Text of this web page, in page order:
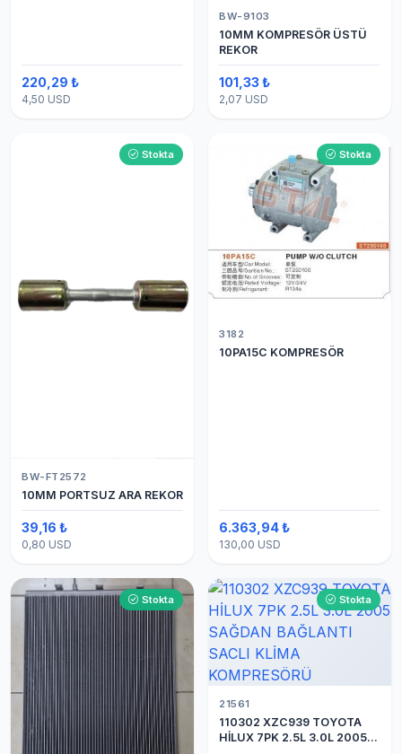
220,29 ₺
4,50 USD
BW-9103
10MM KOMPRESÖR ÜSTÜ
REKOR
101,33 ₺
2,07 USD
Stokta
BW-FT2572
10MM PORTSUZ ARA REKOR
39,16 ₺
0,80 USD
Stokta
3182
10PA15C KOMPRESÖR
6.363,94 ₺
130,00 USD
Stokta Stokta
21561
110302 XZC939 TOYOTA
HİLUX 7PK 2.5L 3.0L 2005